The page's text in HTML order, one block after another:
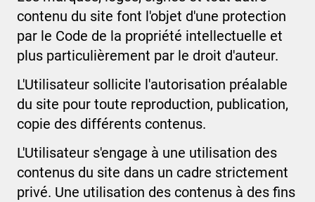
contenu du site font l'objet d'une protection
par le Code de la propriété intellectuelle et
plus particulièrement par le droit d'auteur.
L'Utilisateur sollicite l'autorisation préalable
du site pour toute reproduction, publication,
copie des différents contenus.
L'Utilisateur s'engage à une utilisation des
contenus du site dans un cadre strictement
privé. Une utilisation des contenus à des fins